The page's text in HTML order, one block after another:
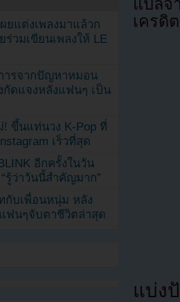
แปลจ
เครดิ
แบ่ง
ยแต่งเพลงมาแล้วก
ร่วมเขียนเพลงให้ LE
ารจากปัญหาหมอน
ดแจงหลังแฟนๆ เป็น
! ขึ้นแท่นวง K-Pop ที่
เร็วที่สุด
อีกครั้งในวัน
รู้ว่าวันนี้สำคัญมาก”
กับเพื่อนหนุ่ม หลัง
ฟนๆจับตาชีวิตล่าสุด